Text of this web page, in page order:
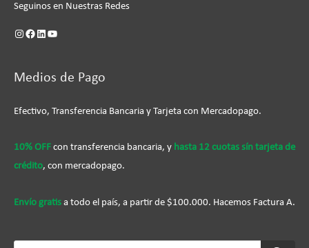
Seguinos en Nuestras Redes
Medios de Pago
Efectivo, Transferencia Bancaria y Tarjeta con Mercadopago.
10% OFF con transferencia bancaria, y hasta 12 cuotas sín tarjeta de
crédito, con mercadopago.
Envío gratis a todo el país, a partir de $100.000. Hacemos Factura A.
Búsqueda